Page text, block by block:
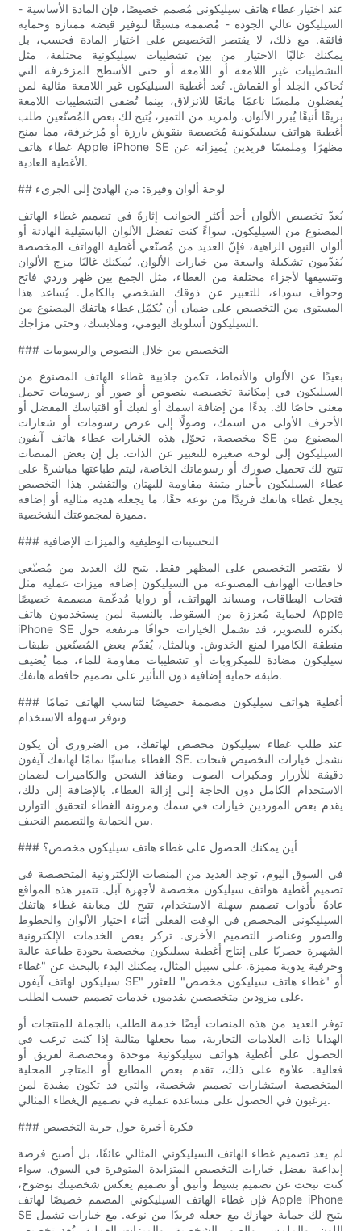
عند اختيار غطاء هاتف سيليكوني مُصمم خصيصًا، فإن المادة الأساسية -
السيليكون عالي الجودة - مُصممة مسبقًا لتوفير قبضة ممتازة وحماية
فائقة. مع ذلك، لا يقتصر التخصيص على اختيار المادة فحسب، بل
يمكنك غالبًا الاختيار من بين تشطيبات سيليكونية مختلفة، مثل
التشطيبات غير اللامعة أو اللامعة أو حتى الأسطح المزخرفة التي
تُحاكي الجلد أو القماش. تُعد أغطية السيليكون غير اللامعة مثالية لمن
يُفضلون ملمسًا ناعمًا مانعًا للانزلاق، بينما تُضفي التشطيبات اللامعة
بريقًا أنيقًا يُبرز الألوان. ولمزيد من التميز، يُتيح لك بعض المُصنّعين طلب
أغطية هواتف سيليكونية مُخصصة بنقوش بارزة أو مُزخرفة، مما يمنح
غطاء هاتف Apple iPhone SE مظهرًا وملمسًا فريدين يُميزانه عن
الأغطية العادية.
## لوحة ألوان وفيرة: من الهادئ إلى الجريء
يُعدّ تخصيص الألوان أحد أكثر الجوانب إثارةً في تصميم غطاء الهاتف
المصنوع من السيليكون. سواءً كنت تفضل الألوان الباستيلية الهادئة أو
ألوان النيون الزاهية، فإنّ العديد من مُصنّعي أغطية الهواتف المخصصة
يُقدّمون تشكيلة واسعة من خيارات الألوان. يُمكنك غالبًا مزج الألوان
وتنسيقها لأجزاء مختلفة من الغطاء، مثل الجمع بين ظهر وردي فاتح
وحواف سوداء، للتعبير عن ذوقك الشخصي بالكامل. يُساعد هذا
المستوى من التخصيص على ضمان أن يُكمّل غطاء هاتفك المصنوع من
السيليكون أسلوبك اليومي، وملابسك، وحتى مزاجك.
### التخصيص من خلال النصوص والرسومات
بعيدًا عن الألوان والأنماط، تكمن جاذبية غطاء الهاتف المصنوع من
السيليكون في إمكانية تخصيصه بنصوص أو صور أو رسومات تحمل
معنى خاصًا لك. بدءًا من إضافة اسمك أو لقبك أو اقتباسك المفضل أو
الأحرف الأولى من اسمك، وصولًا إلى عرض رسومات أو شعارات
مخصصة، تحوّل هذه الخيارات غطاء هاتف آيفون SE المصنوع من
السيليكون إلى لوحة صغيرة للتعبير عن الذات. بل إن بعض المنصات
تتيح لك تحميل صورك أو رسوماتك الخاصة، ليتم طباعتها مباشرةً على
غطاء السيليكون بأحبار متينة مقاومة للبهتان والتقشر. هذا التخصيص
يجعل غطاء هاتفك فريدًا من نوعه حقًا، ما يجعله هدية مثالية أو إضافة
مميزة لمجموعتك الشخصية.
### التحسينات الوظيفية والميزات الإضافية
لا يقتصر التخصيص على المظهر فقط. يتيح لك العديد من مُصنّعي
حافظات الهواتف المصنوعة من السيليكون إضافة ميزات عملية مثل
فتحات البطاقات، ومساند الهواتف، أو زوايا مُدعّمة مصممة خصيصًا
لحماية مُعززة من السقوط. بالنسبة لمن يستخدمون هاتف Apple
iPhone SE بكثرة للتصوير، قد تشمل الخيارات حوافًا مرتفعة حول
منطقة الكاميرا لمنع الخدوش. وبالمثل، يُقدّم بعض المُصنّعين طبقات
سيليكون مضادة للميكروبات أو تشطيبات مقاومة للماء، مما يُضيف
طبقة حماية إضافية دون التأثير على تصميم حافظة هاتفك.
### أغطية هواتف سيليكون مصممة خصيصًا لتناسب الهاتف تمامًا
وتوفر سهولة الاستخدام
عند طلب غطاء سيليكون مخصص لهاتفك، من الضروري أن يكون
الغطاء مناسبًا تمامًا لهاتفك آيفون SE. تشمل خيارات التخصيص فتحات
دقيقة للأزرار ومكبرات الصوت ومنافذ الشحن والكاميرات لضمان
الاستخدام الكامل دون الحاجة إلى إزالة الغطاء. بالإضافة إلى ذلك،
يقدم بعض الموردين خيارات في سمك ومرونة الغطاء لتحقيق التوازن
بين الحماية والتصميم النحيف.
### أين يمكنك الحصول على غطاء هاتف سيليكون مخصص؟
في السوق اليوم، توجد العديد من المنصات الإلكترونية المتخصصة في
تصميم أغطية هواتف سيليكون مخصصة لأجهزة آبل. تتميز هذه المواقع
عادةً بأدوات تصميم سهلة الاستخدام، تتيح لك معاينة غطاء هاتفك
السيليكوني المخصص في الوقت الفعلي أثناء اختيار الألوان والخطوط
والصور وعناصر التصميم الأخرى. تركز بعض الخدمات الإلكترونية
الشهيرة حصريًا على إنتاج أغطية سيليكون مخصصة بجودة طباعة عالية
وحرفية يدوية مميزة. على سبيل المثال، يمكنك البدء بالبحث عن "غطاء
سيليكون لهاتف آيفون SE" أو "غطاء هاتف سيليكون مخصص" للعثور
على مزودين متخصصين يقدمون خدمات تصميم حسب الطلب.
توفر العديد من هذه المنصات أيضًا خدمة الطلب بالجملة للمنتجات أو
الهدايا ذات العلامات التجارية، مما يجعلها مثالية إذا كنت ترغب في
الحصول على أغطية هواتف سيليكونية موحدة ومخصصة لفريق أو
فعالية. علاوة على ذلك، تقدم بعض المطابع أو المتاجر المحلية
المتخصصة استشارات تصميم شخصية، والتي قد تكون مفيدة لمن
يرغبون في الحصول على مساعدة عملية في تصميم الغطاء المثالي.
### فكرة أخيرة حول حرية التخصيص
لم يعد تصميم غطاء الهاتف السيليكوني المثالي عائقًا، بل أصبح فرصة
إبداعية بفضل خيارات التخصيص المتزايدة المتوفرة في السوق. سواء
كنت تبحث عن تصميم بسيط وأنيق أو تصميم يعكس شخصيتك بوضوح،
فإن غطاء الهاتف السيليكوني المصمم خصيصًا لهاتف Apple iPhone
SE يتيح لك حماية جهازك مع جعله فريدًا من نوعه. مع خيارات تشمل